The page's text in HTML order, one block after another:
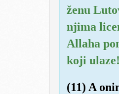
ženu
njima
Allaha
koji
(11) A